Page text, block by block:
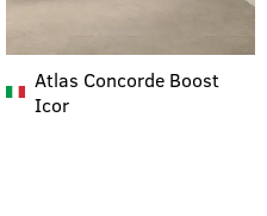
Atlas Concorde Boost
Icor